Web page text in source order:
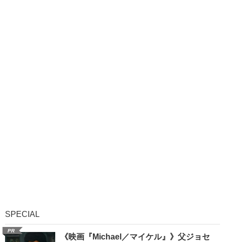
SPECIAL
PR
《映画『Michael／マイケル』》父ジョセ